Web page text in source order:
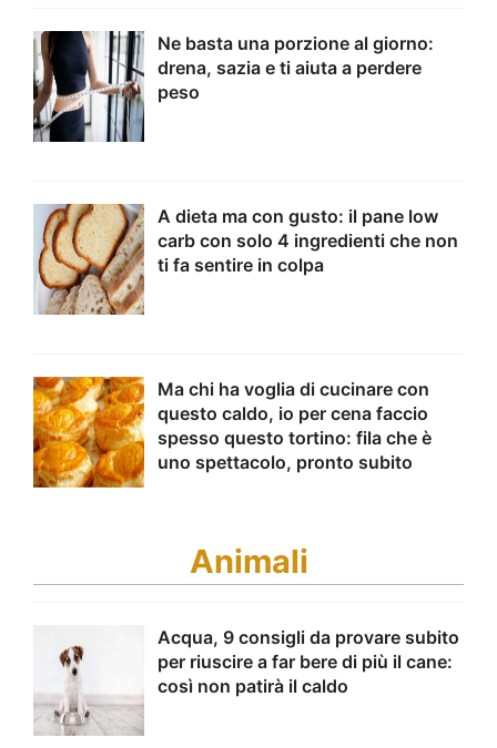
Ne basta una porzione al giorno:
drena, sazia e ti aiuta a perdere
peso
A dieta ma con gusto: il pane low
carb con solo 4 ingredienti che non
ti fa sentire in colpa
Ma chi ha voglia di cucinare con
questo caldo, io per cena faccio
spesso questo tortino: fila che è
uno spettacolo, pronto subito
Animali
Acqua, 9 consigli da provare subito
per riuscire a far bere di più il cane:
così non patirà il caldo